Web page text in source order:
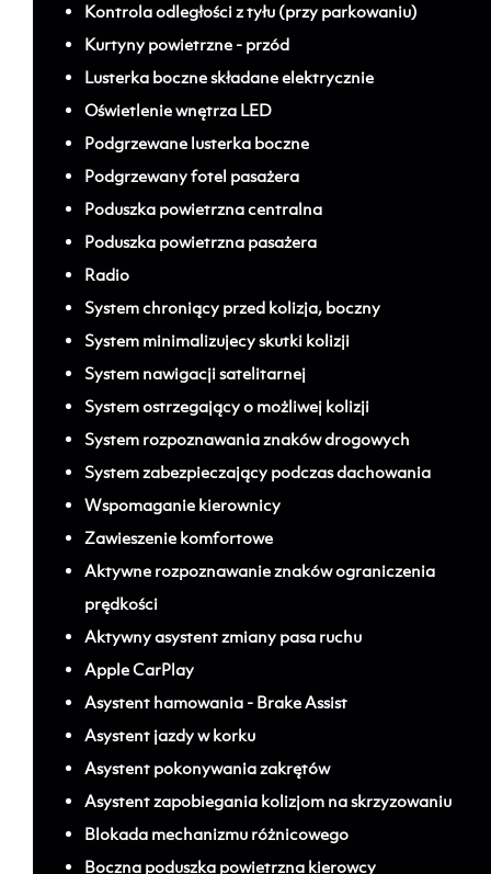
Kontrola odległości z tyłu (przy parkowaniu)
Kurtyny powietrzne - przód
Lusterka boczne składane elektrycznie
Oświetlenie wnętrza LED
Podgrzewane lusterka boczne
Podgrzewany fotel pasażera
Poduszka powietrzna centralna
Poduszka powietrzna pasażera
Radio
System chroniący przed kolizja, boczny
System minimalizujecy skutki kolizji
System nawigacji satelitarnej
System ostrzegający o możliwej kolizji
System rozpoznawania znaków drogowych
System zabezpieczający podczas dachowania
Wspomaganie kierownicy
Zawieszenie komfortowe
Aktywne rozpoznawanie znaków ograniczenia
prędkości
Aktywny asystent zmiany pasa ruchu
Apple CarPlay
Asystent hamowania - Brake Assist
Asystent jazdy w korku
Asystent pokonywania zakrętów
Asystent zapobiegania kolizjom na skrzyzowaniu
Blokada mechanizmu różnicowego
Boczna poduszka powietrzna kierowcy